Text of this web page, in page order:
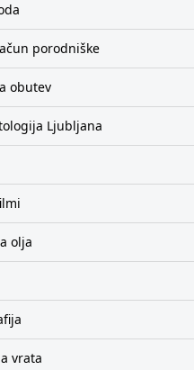
porodniške
obutev
Ljubljana
olja
vrata